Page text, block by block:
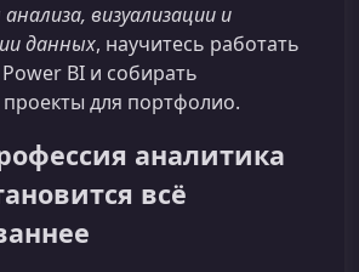
визуализации и
данных, научитесь работать
BI и собирать
для портфолио.
аналитика
всё